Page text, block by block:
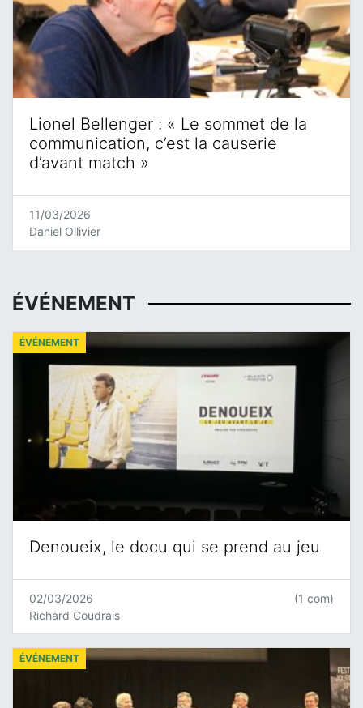
Lionel Bellenger : « Le sommet de la
communication, c’est la causerie
d’avant match »
11/03/2026
Daniel Ollivier
ÉVÉNEMENT
Denoueix, le docu qui se prend au jeu
ÉVÉNEMENT
02/03/2026
Richard Coudrais
(1 com)
ÉVÉNEMENT